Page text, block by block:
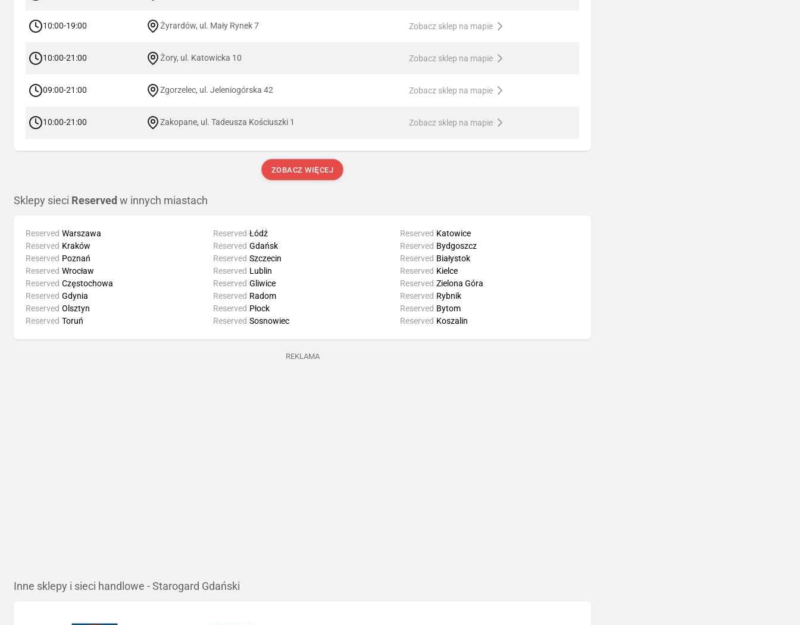
10:00-19:00 Żyrardów, ul. Mały Rynek 7 Zobacz sklep na mapie
10:00-21:00 Żory, ul. Katowicka 10 Zobacz sklep na mapie
09:00-21:00 Zgorzelec, ul. Jeleniogórska 42 Zobacz sklep na mapie
10:00-21:00 Zakopane, ul. Tadeusza Kościuszki 1 Zobacz sklep na mapie
ZOBACZ WIĘCEJ
Sklepy sieci Reserved w innych miastach
Reserved Warszawa
Reserved Kraków
Reserved Poznań
Reserved Wrocław
Reserved Łódź
Reserved Gdańsk
Reserved Szczecin
Reserved Lublin
Reserved Katowice
Reserved Bydgoszcz
Reserved Białystok
Reserved Kielce
Reserved Częstochowa
Reserved Gdynia
Reserved Olsztyn
Reserved Toruń
Reserved Gliwice
Reserved Radom
Reserved Płock
Reserved Sosnowiec
Reserved Zielona Góra
Reserved Rybnik
Reserved Bytom
Reserved Koszalin
REKLAMA
Inne sklepy i sieci handlowe - Starogard Gdański